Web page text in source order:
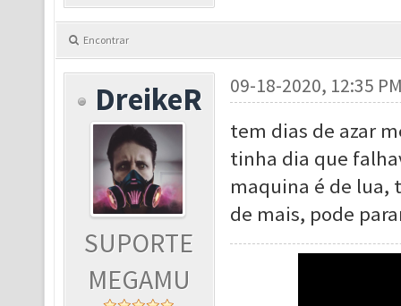
Encontrar
DreikeR
SUPORTE
MEGAMU
09-18-2020, 12:35
tem dias de azar
tinha dia que
maquina é de lua,
de mais, pode